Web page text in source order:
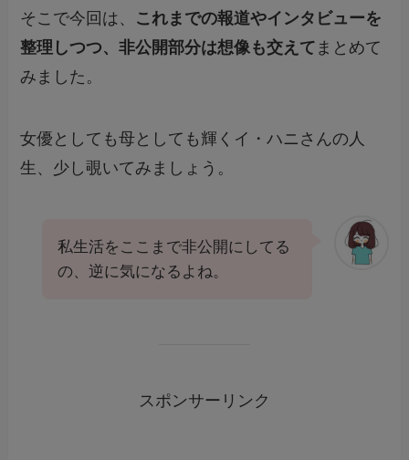
そこで今回は、 これまでの報道やインタビューを
整理しつつ、非公開部分は想像も交えて まとめて
みました。
女優としても母としても輝くイ・ハニさんの人
生、少し覗いてみましょう。
私生活をここまで非公開にしてる
の、逆に気になるよね。
スポンサーリンク